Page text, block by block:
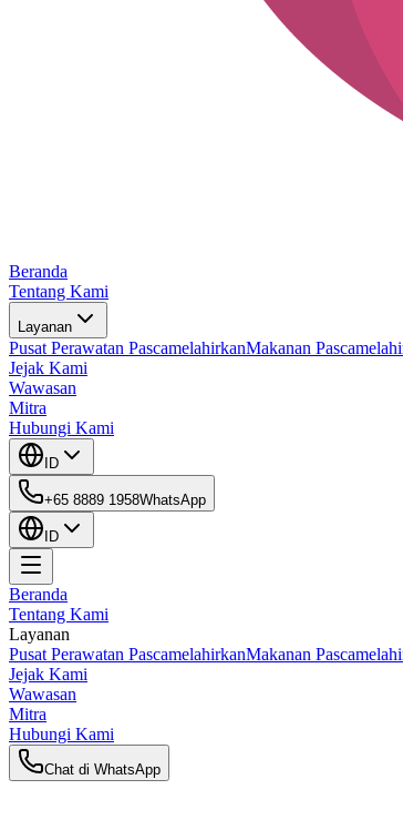
Beranda
Tentang Kami
Layanan
Pusat Perawatan PascamelahirkanMakanan
Jejak Kami
Wawasan
Mitra
Hubungi Kami
ID
+65 8889 1958WhatsApp
ID
Beranda
Tentang Kami
Layanan
Pusat Perawatan PascamelahirkanMakanan
Jejak Kami
Wawasan
Mitra
Hubungi Kami
Chat di WhatsApp